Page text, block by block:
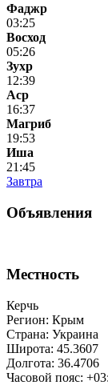
Фаджр
03:25
Восход
05:26
Зухр
12:39
Аср
16:37
Магриб
19:53
Иша
21:45
Завтра
Объявления
Местность
Керчь
Регион: Крым
Страна: Украина
Широта: 45.3607
Долгота: 36.4706
Часовой пояс: